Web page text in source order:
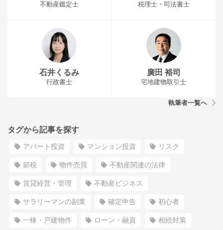
不動産鑑定士 税理士・司法書士
石井くるみ
行政書士
廣田 裕司
宅地建物取引士
執筆者一覧へ
タグから記事を探す
アパート投資 マンション投資 リスク
節税 物件売買 不動産関連の法律
賃貸経営・管理 不動産ビジネス
サラリーマンの副業 確定申告 初心者
一棟・戸建物件 ローン・融資 相続対策